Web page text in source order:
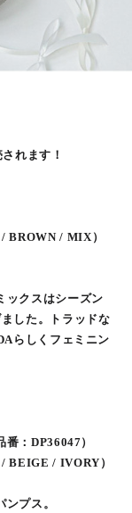
れます！
/ MIX）
ックスはシーズン
した。トラッドな
らしくフェミニン
：DP36047）
/ IVORY）
プス。